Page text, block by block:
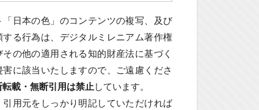
「日本の色」のコンテンツの複写、及び
する行為は、デジタルミレニアム著作権
その他の適用される知的財産法に基づく
害に該当いたしますので、ご遠慮くださ
転載・無断引用は禁止しています。
引用元をしっかり明記していただければ